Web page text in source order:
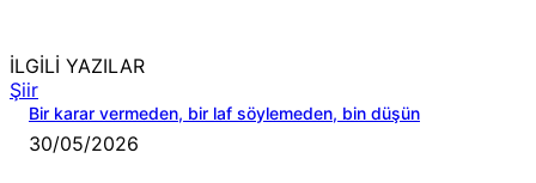
İLGİLİ YAZILAR
Şiir
Bir karar vermeden, bir laf söylemeden, bin düşün
30/05/2026